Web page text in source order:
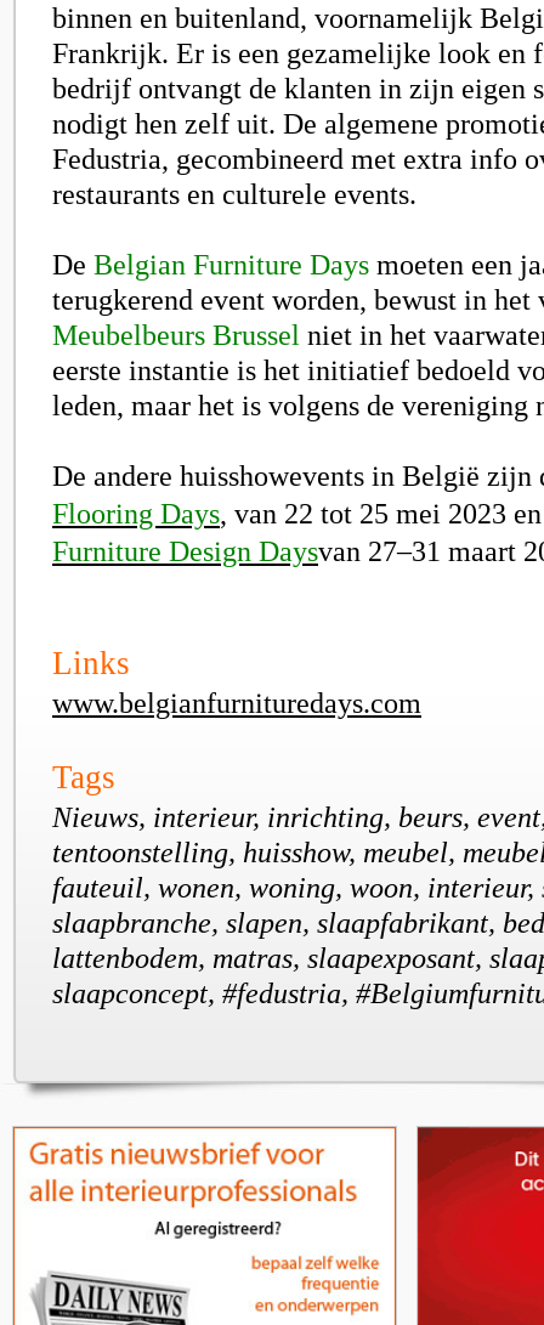
binnen en buitenland, voornamelijk
Frankrijk. Er is een gezamelijke look en
bedrijf ontvangt de klanten in zijn eigen
nodigt hen zelf uit. De algemene
Fedustria, gecombineerd met extra info
restaurants en culturele events.
De Belgian Furniture Days moeten een
terugkerend event worden, bewust in het
Meubelbeurs Brussel niet in het
eerste instantie is het initiatief bedoeld
leden, maar het is volgens de vereniging
De andere huisshowevents in België zijn
Flooring Days, van 22 tot 25 mei 2023
Furniture Design Daysvan 27–31 maart
Links
www.belgianfurnituredays.com
Tags
Nieuws, interieur, inrichting, beurs,
tentoonstelling, huisshow, meubel,
fauteuil, wonen, woning, woon, interieur,
slaapbranche, slapen, slaapfabrikant,
lattenbodem, matras, slaapexposant,
slaapconcept, #fedustria,